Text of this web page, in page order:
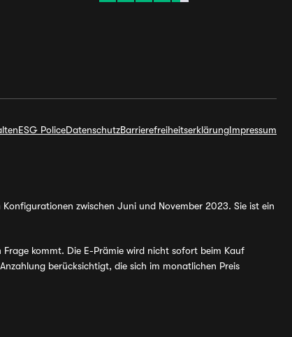
ESG PoliceDatenschutzBarrierefreiheitserklärungImpressum
zwischen Juni und November 2023. Sie ist ein
kommt. Die E-Prämie wird nicht sofort beim Kauf
berücksichtigt, die sich im monatlichen Preis